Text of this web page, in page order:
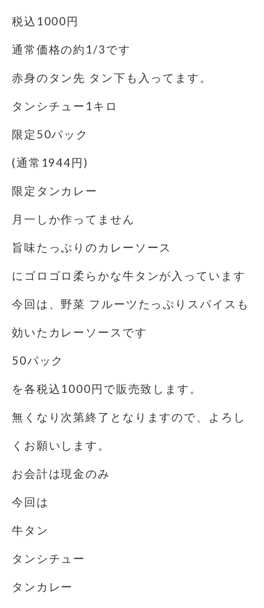
税込1000円
通常価格の約1/3です
赤身のタン先 タン下も入ってます。
タンシチュー1キロ
限定50パック
(通常1944円)
限定タンカレー️
月一しか作ってません
旨味たっぷりのカレーソース
にゴロゴロ柔らかな牛タンが入っています
今回は、野菜 フルーツたっぷり️スパイスも
効いたカレーソースです
50パック
を各税込1000円で販売致します。
無くなり次第終了となりますので、よろし
くお願いします。
お会計は現金のみ️
今回は
牛タン
タンシチュー
タンカレー